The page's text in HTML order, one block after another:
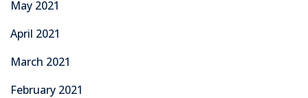
May 2021
April 2021
March 2021
February 2021